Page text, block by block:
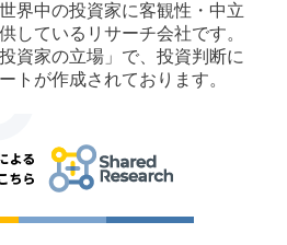
界中の投資家に客観性・中立
しているリサーチ会社です。
資家の立場」で、投資判断に
トが作成されております。